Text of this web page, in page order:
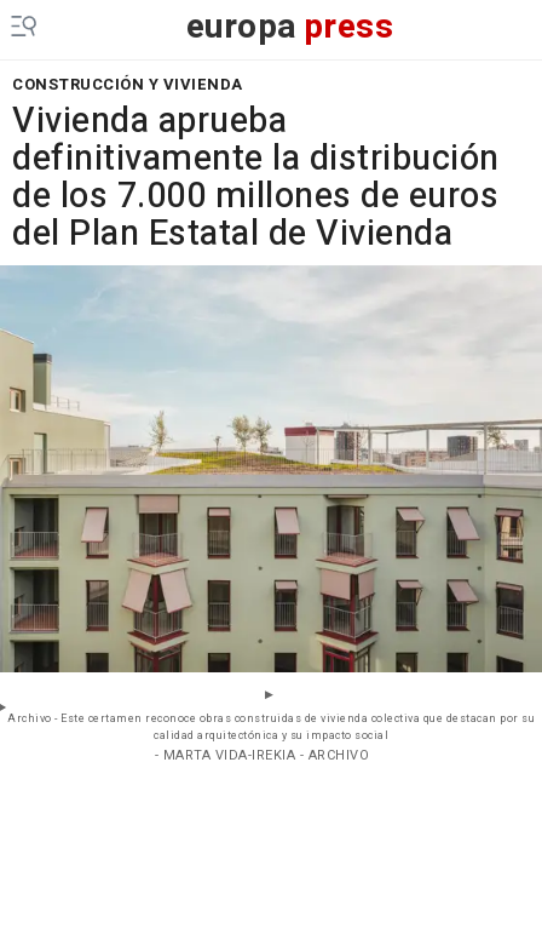
europa press
CONSTRUCCIÓN Y VIVIENDA
Vivienda aprueba
definitivamente la distribución
de los 7.000 millones de euros
del Plan Estatal de Vivienda
Archivo - Este certamen reconoce obras construidas de vivienda colectiva que destacan por su
calidad arquitectónica y su impacto social
- MARTA VIDA-IREKIA - ARCHIVO